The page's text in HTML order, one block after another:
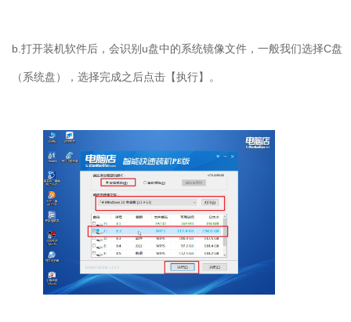
b. 打开装机软件后，会识别 u盘中的系统镜像文件，一般我们选择C盘
（系统盘），选择完成之后点击【执行】。